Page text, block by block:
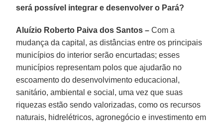
será possível integrar e desenvolver o Pará?
Aluízio Roberto Paiva dos Santos – Com a
mudança da capital, as distâncias entre os principais
municípios do interior serão encurtadas; esses
municípios representam polos que ajudarão no
escoamento do desenvolvimento educacional,
sanitário, ambiental e social, uma vez que suas
riquezas estão sendo valorizadas, como os recursos
naturais, hidrelétricos, agronegócio e investimento em